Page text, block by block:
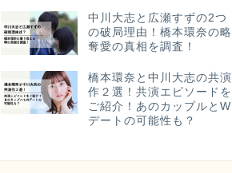
中川大志と広瀬すずの2つ
の破局理由！橋本環奈の略
奪愛の真相を調査！
橋本環奈と中川大志の共演
作２選！共演エピソードを
ご紹介！あのカップルとW
デートの可能性も？